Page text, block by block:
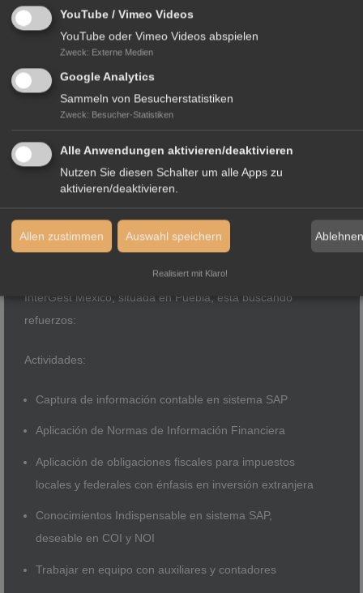
CONTABLE ADJUNTO CON
CONOCIMIENTOS DE SAP
InterGest Mexico, situada en Puebla, está buscando
refuerzos:
Actividades:
Captura de información contable en sistema SAP
Aplicación de Normas de Información Financiera
Aplicación de obligaciones fiscales para impuestos
locales y federales con énfasis en inversión extranjera
Conocimientos Indispensable en sistema SAP,
deseable en COI y NOI
Trabajar en equipo con auxiliares y contadores
YouTube / Vimeo Videos
YouTube oder Vimeo Videos abspielen
Zweck: Externe Medien
Google Analytics
Sammeln von Besucherstatistiken
Zweck: Besucher-Statistiken
Alle Anwendungen aktivieren/deaktivieren
Nutzen Sie diesen Schalter um alle Apps zu
aktivieren/deaktivieren.
Allen zustimmen Auswahl speichern
Realisiert mit Klaro!